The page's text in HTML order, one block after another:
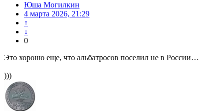
Юша Могилкин
4 марта 2026, 21:29
↑
↓
0
Это хорошо еще, что альбатросов поселил не в России…
)))